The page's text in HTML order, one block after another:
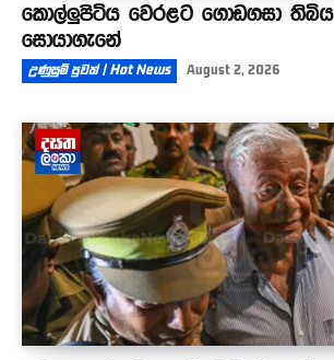
කොල්ලුපිටිය වෙරළට ගොඩගසා
සොයාගැනේ
උණුසුම් පුවත් | Hot News August 2, 2026